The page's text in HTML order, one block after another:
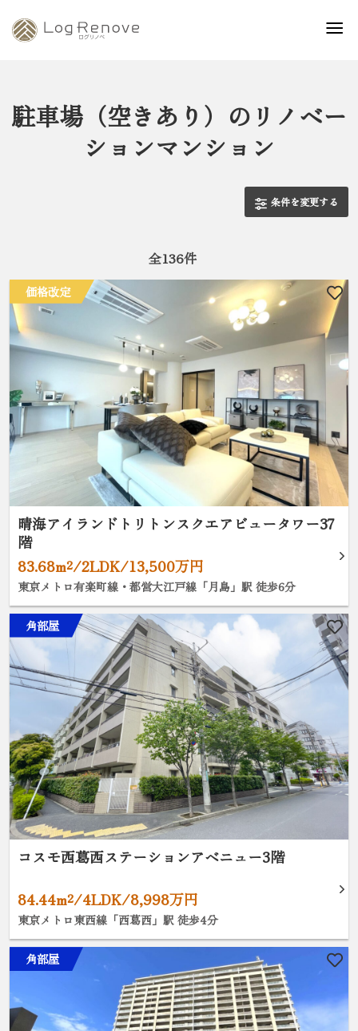
駐車場（空きあり）のリノベー
ションマンション
条件を変更する
全136件
価格改定
晴海アイランドトリトンスクエアビュータワー37
階
83.68m²/2LDK/13,500万円
東京メトロ有楽町線・都営大江戸線「月島」駅 徒歩6分
角部屋
コスモ西葛西ステーションアベニュー3階
84.44m²/4LDK/8,998万円
東京メトロ東西線「西葛西」駅 徒歩4分
角部屋